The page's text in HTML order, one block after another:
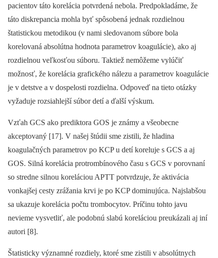
pacientov táto korelácia potvrdená nebola. Predpokladáme, že
táto diskrepancia mohla byť spôsobená jednak rozdielnou
štatistickou metodikou (v nami sledovanom súbore bola
korelovaná absolútna hodnota parametrov koagulácie), ako aj
rozdielnou veľkosťou súboru. Taktiež nemôžeme vylúčiť
možnosť, že korelácia grafického nálezu a parametrov koagulácie
je v detstve a v dospelosti rozdielna. Odpoveď na tieto otázky
vyžaduje rozsiahlejší súbor detí a ďalší výskum.
Vzťah GCS ako prediktora GOS je známy a všeobecne
akceptovaný [17]. V našej štúdii sme zistili, že hladina
koagulačných parametrov po KCP u detí koreluje s GCS a aj
GOS. Silná korelácia protrombínového času s GCS v porovnaní
so stredne silnou koreláciou APTT potvrdzuje, že aktivácia
vonkajšej cesty zrážania krvi je po KCP dominujúca. Najslabšou
sa ukazuje korelácia počtu trombocytov. Príčinu tohto javu
nevieme vysvetliť, ale podobnú slabú koreláciou preukázali aj iní
autori [8].
Štatisticky významné rozdiely, ktoré sme zistili v absolútnych